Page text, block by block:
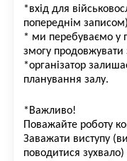
*вхід для
попереднім
* ми перебуваємо у
змогу продовжувати
*організатор
планування залу.
* Важливо!
Поважайте роботу
Заважати виступу
поводитися